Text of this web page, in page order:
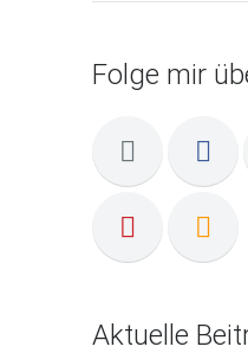
Folge mir
Aktuelle